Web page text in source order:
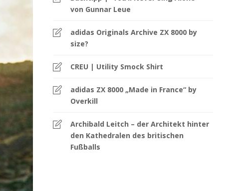
von Gunnar Leue
adidas Originals Archive ZX 8000 by
size?
CREU | Utility Smock Shirt
adidas ZX 8000 „Made in France“ by
Overkill
Archibald Leitch – der Architekt hinter
den Kathedralen des britischen
Fußballs